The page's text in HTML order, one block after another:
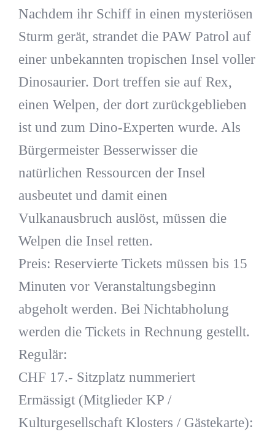
Nachdem ihr Schiff in einen mysteriösen
Sturm gerät, strandet die PAW Patrol auf
einer unbekannten tropischen Insel voller
Dinosaurier. Dort treffen sie auf Rex,
einen Welpen, der dort zurückgeblieben
ist und zum Dino-Experten wurde. Als
Bürgermeister Besserwisser die
natürlichen Ressourcen der Insel
ausbeutet und damit einen
Vulkanausbruch auslöst, müssen die
Welpen die Insel retten.
Preis: Reservierte Tickets müssen bis 15
Minuten vor Veranstaltungsbeginn
abgeholt werden. Bei Nichtabholung
werden die Tickets in Rechnung gestellt.
Regulär:
CHF 17.- Sitzplatz nummeriert
Ermässigt (Mitglieder KP /
Kulturgesellschaft Klosters / Gästekarte):